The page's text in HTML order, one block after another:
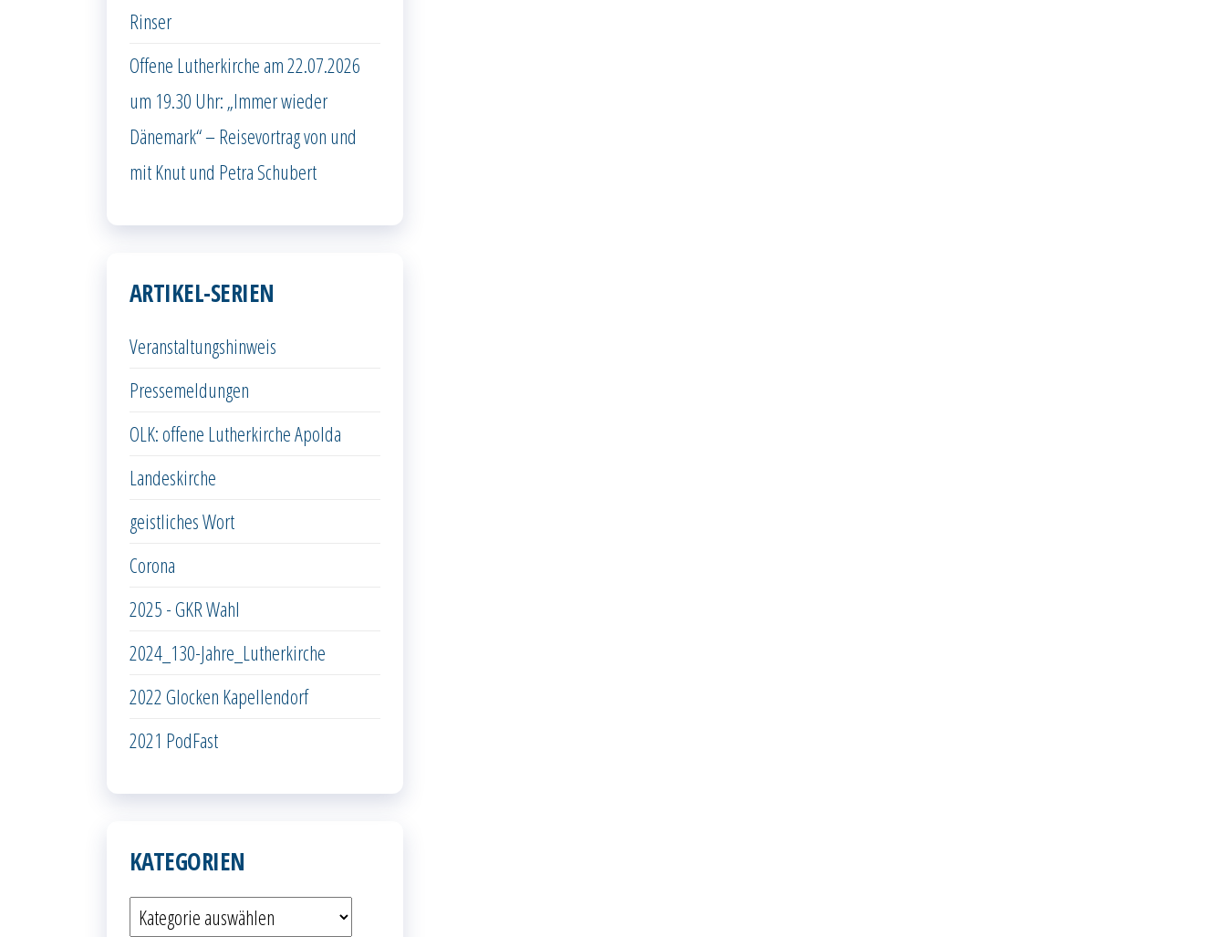
Rinser
Offene Lutherkirche am 22.07.2026
um 19.30 Uhr: „Immer wieder
Dänemark“ – Reisevortrag von und
mit Knut und Petra Schubert
ARTIKEL-SERIEN
Veranstaltungshinweis
Pressemeldungen
OLK: offene Lutherkirche Apolda
Landeskirche
geistliches Wort
Corona
2025 - GKR Wahl
2024_130-Jahre_Lutherkirche
2022 Glocken Kapellendorf
2021 PodFast
KATEGORIEN
Kategorien